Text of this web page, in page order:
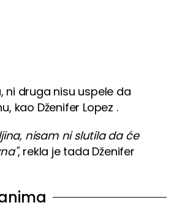
ni druga nisu uspele da
kao Dženifer Lopez .
nisam ni slutila da će
, rekla je tada Dženifer